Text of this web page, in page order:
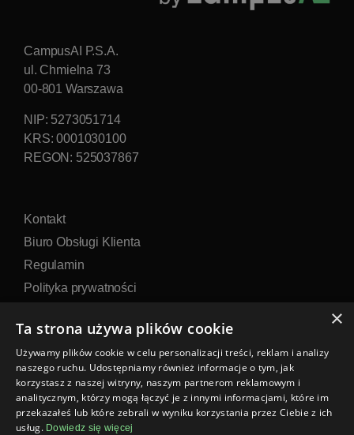
CampusAI P.S.A.
ul. Chmielna 73
00-801 Warszawa
NIP: 5273051714
KRS: 0001030100
REGON: 525037867
Kontakt
Biuro Obsługi Klienta
Regulamin
Polityka prywatności
Formularz zwrotu
AI Books jest częścią ekosystemu:
×
Ta strona używa plików cookie
Używamy plików cookie w celu personalizacji treści, reklam i analizy
naszego ruchu. Udostępniamy również informacje o tym, jak
korzystasz z naszej witryny, naszym partnerom reklamowym i
analitycznym, którzy mogą łączyć je z innymi informacjami, które im
przekazałeś lub które zebrali w wyniku korzystania przez Ciebie z ich
usług. Dowiedz się więcej